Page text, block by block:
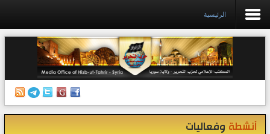
الرئيسية
إصدارات
أنشطة وفعاليات
الرئيسية
أنشطة وفعاليات